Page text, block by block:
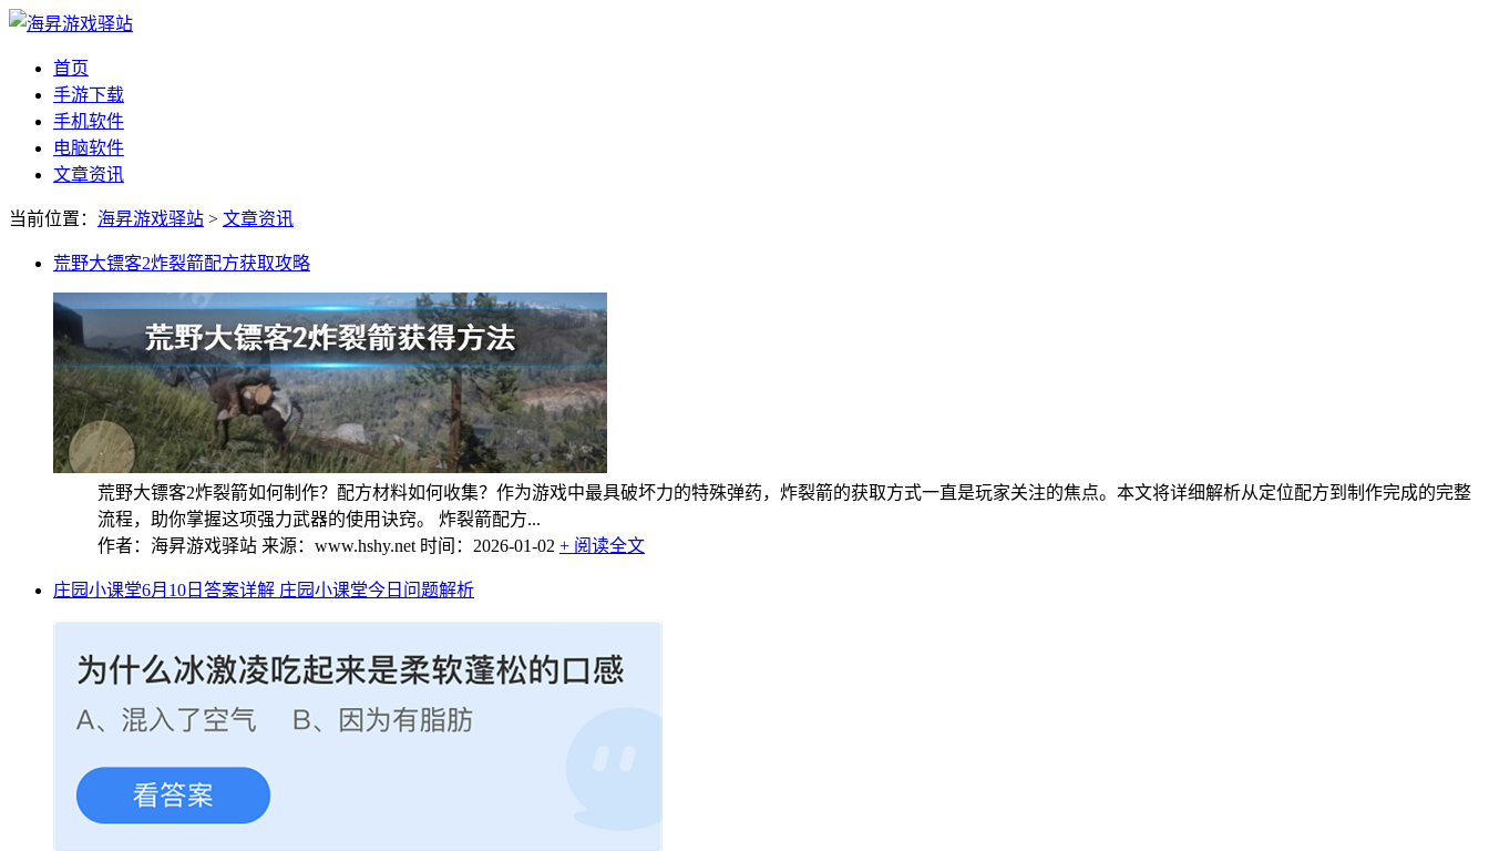
首页
手游下载
手机软件
电脑软件
文章资讯
当前位置： 海昇游戏驿站 > 文章资讯
荒野大镖客2炸裂箭配方获取攻略
荒野大镖客2炸裂箭如何制作？配方材料如何收集？作为游戏中最具破坏力的特殊弹药，炸裂箭的获取方式一直是玩家关注的焦点。本文将详细解析从定位配方到制作完成的完整
流程，助你掌握这项强力武器的使用诀窍。 炸裂箭配方...
作者：海昇游戏驿站 来源：www.hshy.net 时间：2026-01-02 + 阅读全文
庄园小课堂6月10日答案详解 庄园小课堂今日问题解析